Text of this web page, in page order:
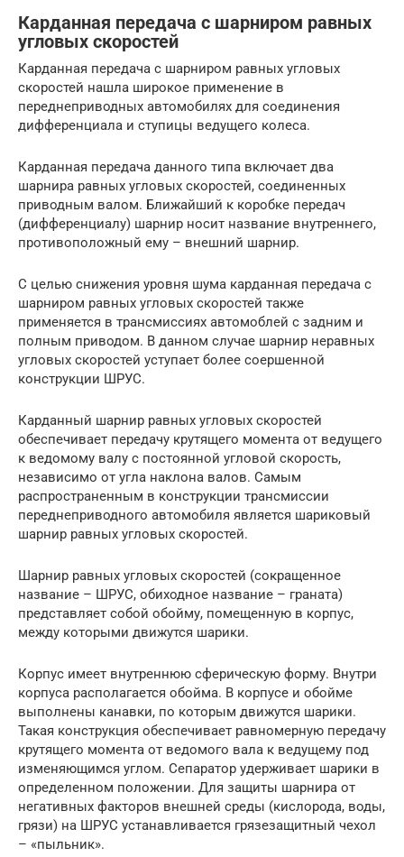
Карданная передача с шарниром равных
угловых скоростей
Карданная передача с шарниром равных угловых
скоростей нашла широкое применение в
переднеприводных автомобилях для соединения
дифференциала и ступицы ведущего колеса.
Карданная передача данного типа включает два
шарнира равных угловых скоростей, соединенных
приводным валом. Ближайший к коробке передач
(дифференциалу) шарнир носит название внутреннего,
противоположный ему – внешний шарнир.
С целью снижения уровня шума карданная передача с
шарниром равных угловых скоростей также
применяется в трансмиссиях автомоблей с задним и
полным приводом. В данном случае шарнир неравных
угловых скоростей уступает более соершенной
конструкции ШРУС.
Карданный шарнир равных угловых скоростей
обеспечивает передачу крутящего момента от ведущего
к ведомому валу с постоянной угловой скорость,
независимо от угла наклона валов. Самым
распространенным в конструкции трансмиссии
переднеприводного автомобиля является шариковый
шарнир равных угловых скоростей.
Шарнир равных угловых скоростей (сокращенное
название – ШРУС, обиходное название – граната)
представляет собой обойму, помещенную в корпус,
между которыми движутся шарики.
Корпус имеет внутреннюю сферическую форму. Внутри
корпуса располагается обойма. В корпусе и обойме
выполнены канавки, по которым движутся шарики.
Такая конструкция обеспечивает равномерную передачу
крутящего момента от ведомого вала к ведущему под
изменяющимся углом. Сепаратор удерживает шарики в
определенном положении. Для защиты шарнира от
негативных факторов внешней среды (кислорода, воды,
грязи) на ШРУС устанавливается грязезащитный чехол
– «пыльник».